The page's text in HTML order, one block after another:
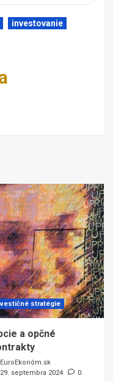
investovanie
stratégie
a opčné
EuroEkonóm.sk
29. septembra 2024
0